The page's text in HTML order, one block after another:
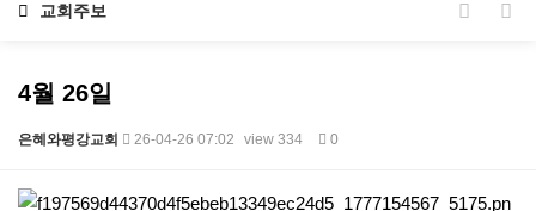
교회주보
4월 26일
은혜와평강교회 26-04-26 07:02 view 334 0
본문